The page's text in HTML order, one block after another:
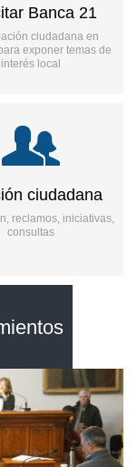
Banca 21
ciudadana en
exponer temas de
interés local
ciudadana
reclamos, iniciativas,
consultas